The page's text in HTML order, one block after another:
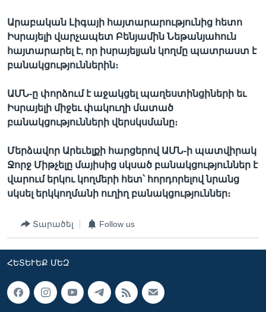
Արաբական Լիգայի հայտարարությունից հետո
Իսրայելի վարչապետ Բենյամին Նեթանյահուն
հայտարարել է, որ իսրայելյան կողմը պատրաստ է
բանակցություններին։
ԱՄՆ-ը փորձում է աջակցել պաղեստինցիների եւ
Իսրայելի միջեւ փակուղի մատած
բանակցությունների վերսկսմանը։
Մերձավոր Արեւելքի հարցերով ԱՄՆ-ի պատվիրակ
Ջորջ Միթչելը մայիսից սկսած բանակցություններ է
վարում երկու կողմերի հետ՝ հորդորելով նրանց
սկսել երկկողմանի ուղիղ բանակցություններ։
Տարածել Follow us
ՀԵՏԵՒԵՔ ՄԵԶ